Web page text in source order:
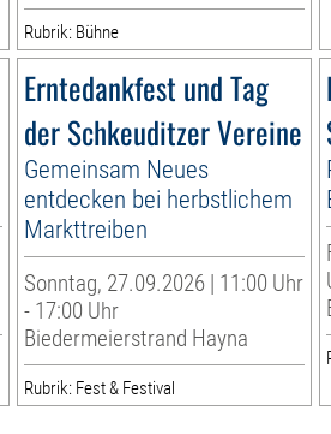
Rubrik: Bühne
Erntedankfest und Tag
der Schkeuditzer Vereine
Gemeinsam Neues
entdecken bei herbstlichem
Markttreiben
Sonntag, 27.09.2026 | 11:00 Uhr
- 17:00 Uhr
Biedermeierstrand Hayna
Rubrik: Fest & Festival